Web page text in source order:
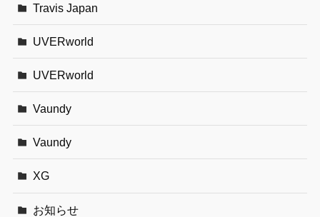
Travis Japan
UVERworld
UVERworld
Vaundy
Vaundy
XG
お知らせ